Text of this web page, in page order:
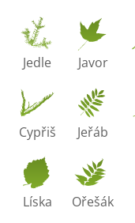
Jedle Javor
Cypřiš Jeřáb
Líska Ořešák